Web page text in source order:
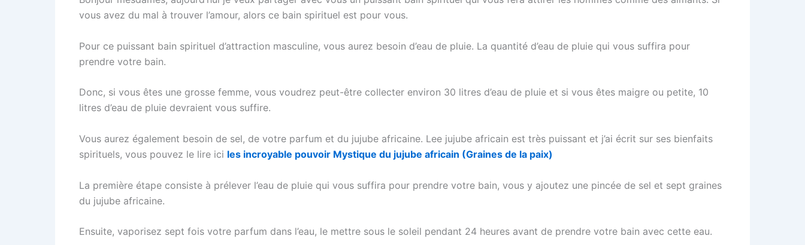
vous avez du mal à trouver l’amour, alors ce bain spirituel est pour vous.
Pour ce puissant bain spirituel d’attraction masculine, vous aurez besoin d’eau de pluie. La quantité d’eau de pluie qui vous suffira pour
prendre votre bain.
Donc, si vous êtes une grosse femme, vous voudrez peut-être collecter environ 30 litres d’eau de pluie et si vous êtes maigre ou petite, 10
litres d’eau de pluie devraient vous suffire.
Vous aurez également besoin de sel, de votre parfum et du jujube africaine. Lee jujube africain est très puissant et j’ai écrit sur ses bienfaits
spirituels, vous pouvez le lire ici les incroyable pouvoir Mystique du jujube africain (Graines de la paix)
La première étape consiste à prélever l’eau de pluie qui vous suffira pour prendre votre bain, vous y ajoutez une pincée de sel et sept graines
du jujube africaine.
Ensuite, vaporisez sept fois votre parfum dans l’eau, le mettre sous le soleil pendant 24 heures avant de prendre votre bain avec cette eau.